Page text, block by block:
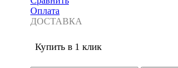
Оплата
ДОСТАВКА
Купить в 1 клик